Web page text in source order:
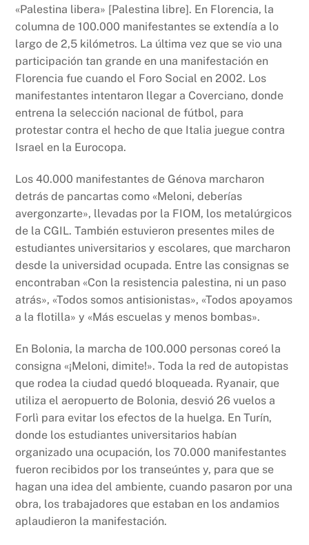
«Palestina libera» [Palestina libre]. En Florencia, la
columna de 100.000 manifestantes se extendía a lo
largo de 2,5 kilómetros. La última vez que se vio una
participación tan grande en una manifestación en
Florencia fue cuando el Foro Social en 2002. Los
manifestantes intentaron llegar a Coverciano, donde
entrena la selección nacional de fútbol, para
protestar contra el hecho de que Italia juegue contra
Israel en la Eurocopa.
Los 40.000 manifestantes de Génova marcharon
detrás de pancartas como «Meloni, deberías
avergonzarte», llevadas por la FIOM, los metalúrgicos
de la CGIL. También estuvieron presentes miles de
estudiantes universitarios y escolares, que marcharon
desde la universidad ocupada. Entre las consignas se
encontraban «Con la resistencia palestina, ni un paso
atrás», «Todos somos antisionistas», «Todos apoyamos
a la flotilla» y «Más escuelas y menos bombas».
En Bolonia, la marcha de 100.000 personas coreó la
consigna «¡Meloni, dimite!». Toda la red de autopistas
que rodea la ciudad quedó bloqueada. Ryanair, que
utiliza el aeropuerto de Bolonia, desvió 26 vuelos a
Forlì para evitar los efectos de la huelga. En Turín,
donde los estudiantes universitarios habían
organizado una ocupación, los 70.000 manifestantes
fueron recibidos por los transeúntes y, para que se
hagan una idea del ambiente, cuando pasaron por una
obra, los trabajadores que estaban en los andamios
aplaudieron la manifestación.